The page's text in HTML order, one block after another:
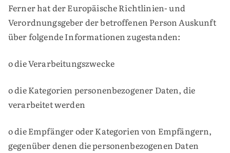
Ferner hat der Europäische Richtlinien- und
Verordnungsgeber der betroffenen Person Auskunft
über folgende Informationen zugestanden:
o die Verarbeitungszwecke
o die Kategorien personenbezogener Daten, die
verarbeitet werden
o die Empfänger oder Kategorien von Empfängern,
gegenüber denen die personenbezogenen Daten